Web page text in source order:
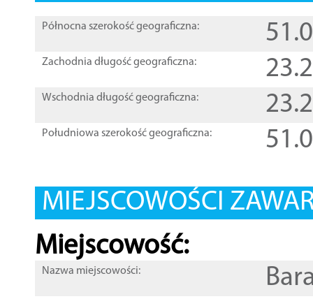
Północna szerokość geograficzna:
Zachodnia długość geograficzna:
Wschodnia długość geograficzna:
Południowa szerokość geograficzna:
MIEJSCOWOŚCI
Miejscowość:
Nazwa miejscowości: